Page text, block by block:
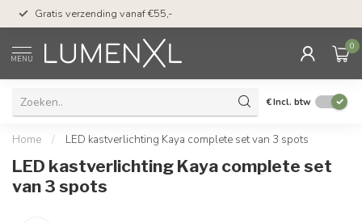
Gratis verzending vanaf €55,-
MENU
0
€Incl. btw
Home / LED kastverlichting Kaya complete set van 3 spots
LED kastverlichting Kaya complete set
van 3 spots